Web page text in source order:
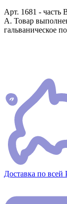
Арт. 1681 - часть
А. Товар
гальваническое
Доставка по